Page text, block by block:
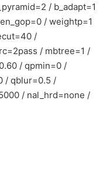
/ b_adapt=1
/ weightp=1
/
/ mbtree=1 /
/ qpmin=0 /
/ qblur=0.5 /
/ nal_hrd=none /